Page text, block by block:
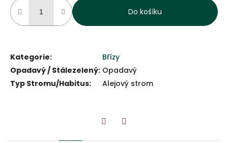
Do košíku
Kategorie:
Břízy
Opadavý / Stálezelený: Opadavý
Typ Stromu/Habitus: Alejový strom